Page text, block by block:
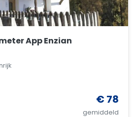
App Enzian
€ 78
gemiddeld